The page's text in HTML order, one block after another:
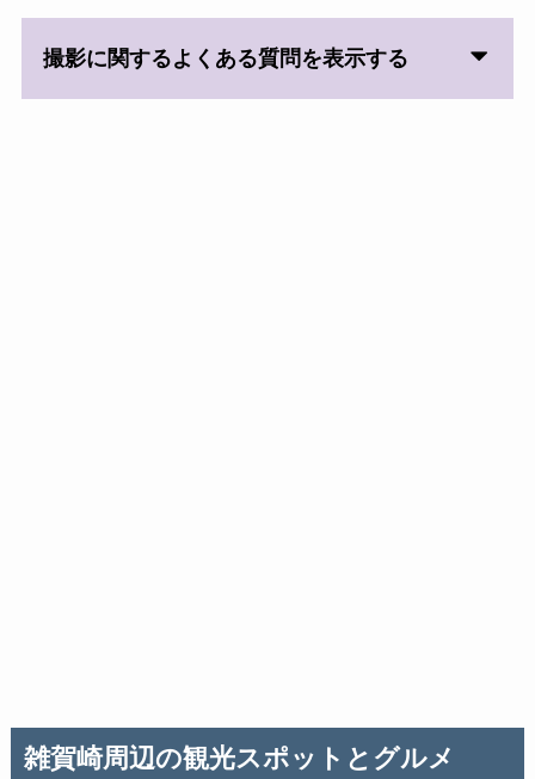
撮影に関するよくある質問を表示する
雑賀崎周辺の観光スポットとグルメ